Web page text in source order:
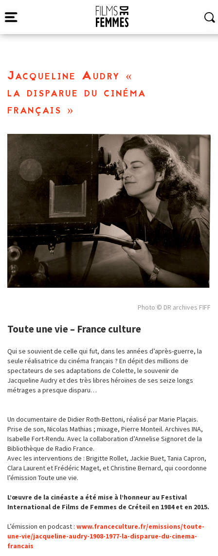
Jacqueline Audry «
la disparue du cinéma
français »
Photo © DR archives FIFF
Toute une vie – France culture
Qui se souvient de celle qui fut, dans les années d’après-guerre, la
seule réalisatrice du cinéma français ? En dépit des millions de
spectateurs de ses adaptations de Colette, le souvenir de
Jacqueline Audry et des très libres héroïnes de ses seize longs
métrages a presque disparu…
Un documentaire de Didier Roth-Bettoni, réalisé par Marie Plaçais.
Prise de son, Nicolas Mathias ; mixage, Pierre Monteil. Archives INA,
Isabelle Fort-Rendu. Avec la collaboration d’Annelise Signoret de la
Bibliothèque de Radio France.
Avec les interventions de : Brigitte Rollet, Jackie Buet, Tania Capron,
Clara Laurent et Frédéric Maget, et Christine Bernard, qui coordonne
l’émission Toute une vie.
L’œuvre de la cinéaste a été mise à l’honneur au Festival
International de Films de Femmes de Créteil en 1984 et en 2015.
L’émission en podcast : www.franceculture.fr/emissions/toute-
une-vie/jacqueline-audry-1908-1977-la-disparue-du-cinema-
francais